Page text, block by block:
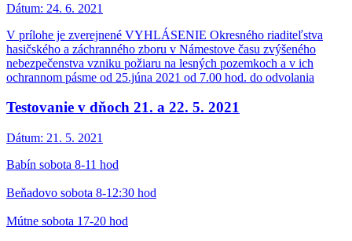
Dátum: 24. 6. 2021
V prílohe je zverejnené VYHLÁSENIE Okresného riaditeľstva
hasičského a záchranného zboru v Námestove času zvýšeného
nebezpečenstva vzniku požiaru na lesných pozemkoch a v ich
ochrannom pásme od 25.júna 2021 od 7.00 hod. do odvolania
Testovanie v dňoch 21. a 22. 5. 2021
Dátum: 21. 5. 2021
Babín sobota 8-11 hod
Beňadovo sobota 8-12:30 hod
Mútne sobota 17-20 hod